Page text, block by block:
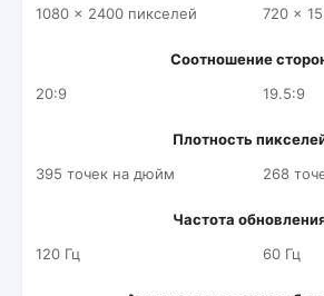
1080 x 2400 пикселей
720 x
Соотношение
20:9
19.5:9
Плотность
395 точек на дюйм
268
Частота
120 Гц
60 Гц